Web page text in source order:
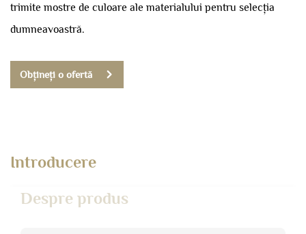
trimite mostre de culoare ale materialului pentru selecția
dumneavoastră.
Obțineți o ofertă
Introducere
Despre produs